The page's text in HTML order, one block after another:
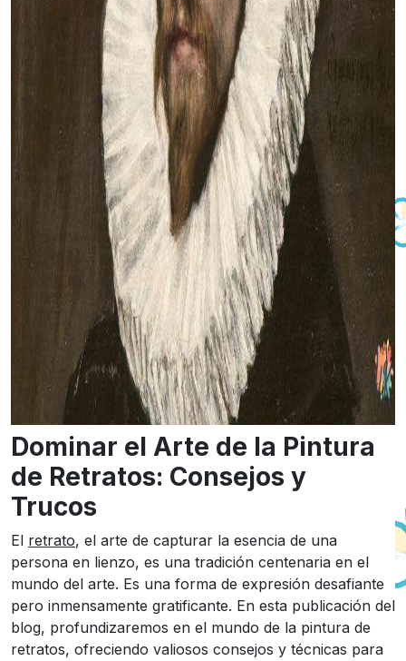
Dominar el Arte de la Pintura
de Retratos: Consejos y
Trucos
El retrato, el arte de capturar la esencia de una
persona en lienzo, es una tradición centenaria en el
mundo del arte. Es una forma de expresión desafiante
pero inmensamente gratificante. En esta publicación del
blog, profundizaremos en el mundo de la pintura de
retratos, ofreciendo valiosos consejos y técnicas para